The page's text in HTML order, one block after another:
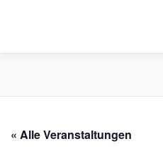
VERLEIH, TOUREN UND SUP
« Alle Veranstaltungen